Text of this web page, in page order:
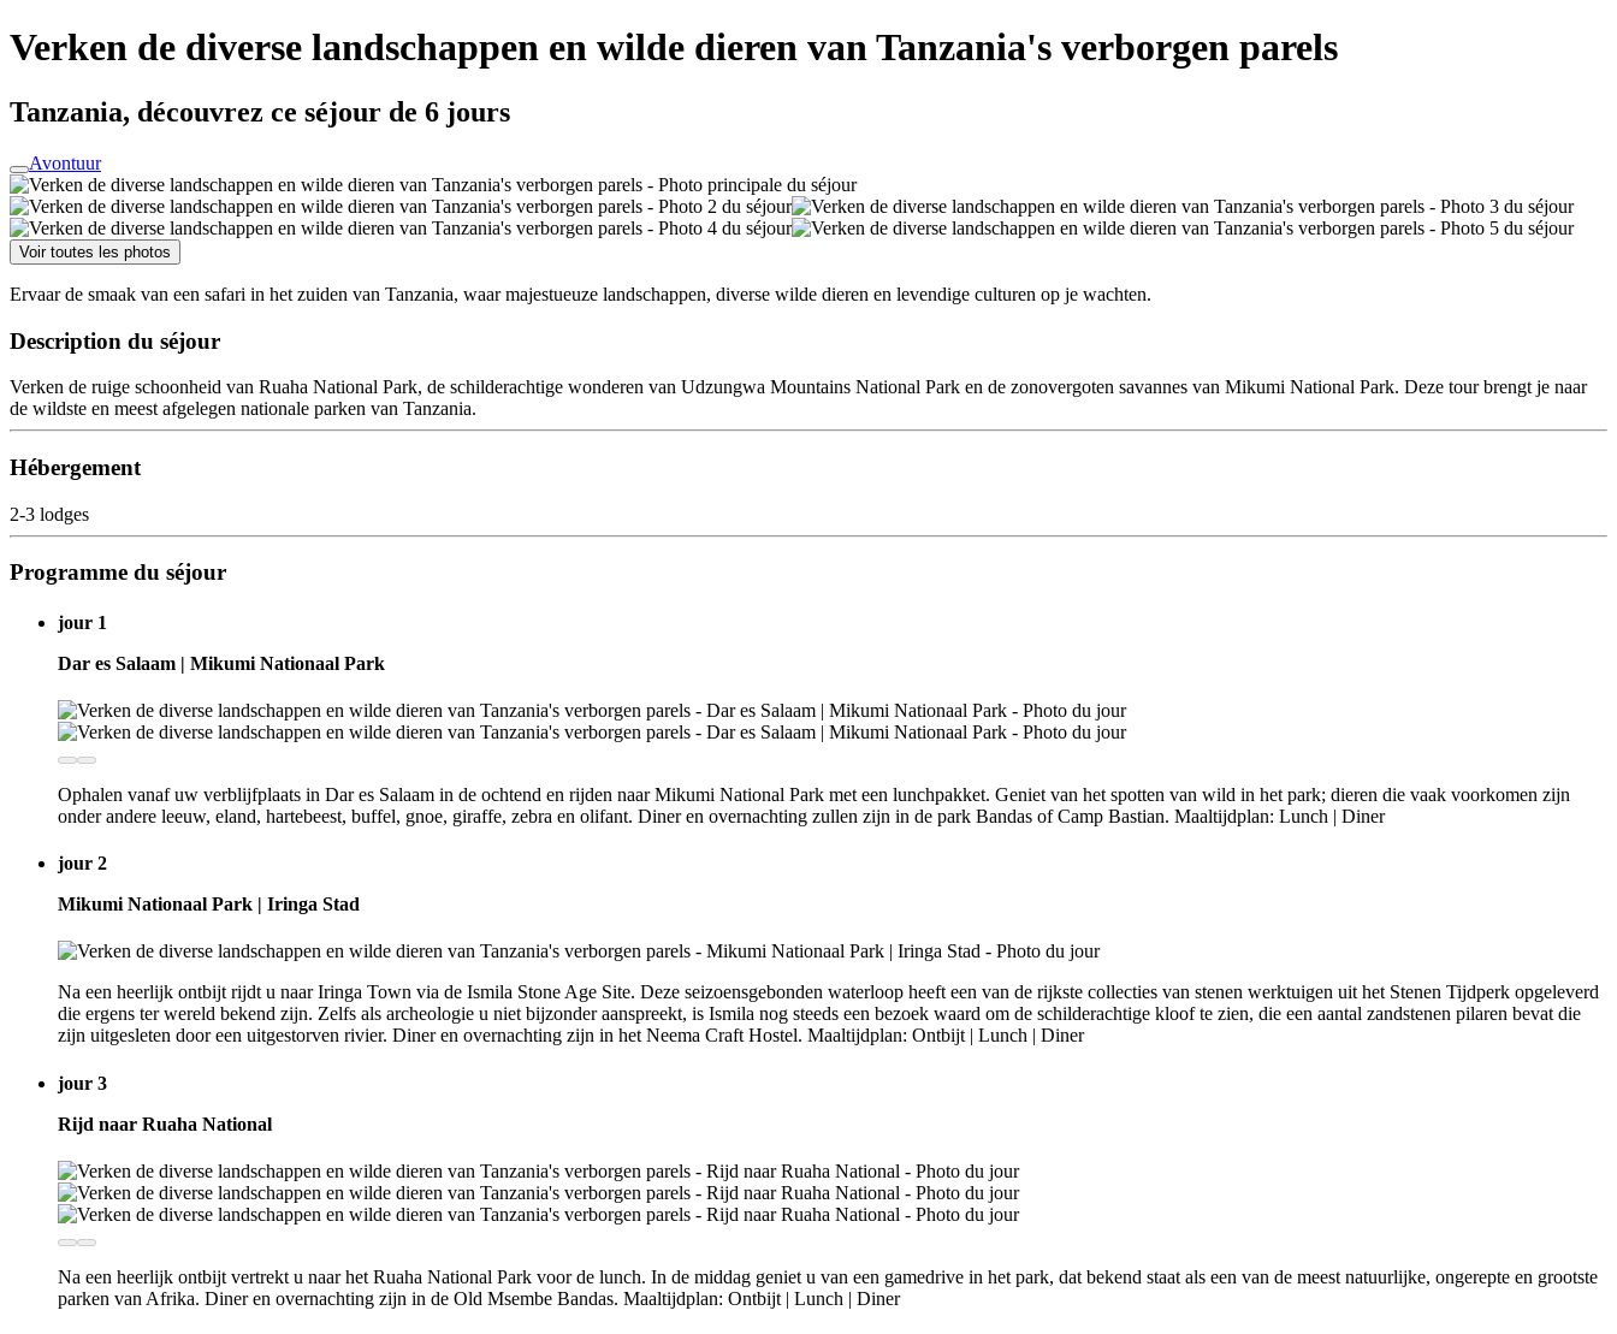
Verken de diverse landschappen en wilde dieren van Tanzania's verborgen parels
Tanzania, découvrez ce séjour de 6 jours
Avontuur
Voir toutes les photos
Ervaar de smaak van een safari in het zuiden van Tanzania, waar majestueuze landschappen, diverse wilde dieren en levendige culturen op je wachten.
Description du séjour
Verken de ruige schoonheid van Ruaha National Park, de schilderachtige wonderen van Udzungwa Mountains National Park en de zonovergoten savannes van Mikumi National Park. Deze tour brengt je naar
de wildste en meest afgelegen nationale parken van Tanzania.
Hébergement
2-3 lodges
Programme du séjour
jour 1
Dar es Salaam | Mikumi Nationaal Park
Ophalen vanaf uw verblijfplaats in Dar es Salaam in de ochtend en rijden naar Mikumi National Park met een lunchpakket. Geniet van het spotten van wild in het park; dieren die vaak voorkomen zijn
onder andere leeuw, eland, hartebeest, buffel, gnoe, giraffe, zebra en olifant. Diner en overnachting zullen zijn in de park Bandas of Camp Bastian. Maaltijdplan: Lunch | Diner
jour 2
Mikumi Nationaal Park | Iringa Stad
Na een heerlijk ontbijt rijdt u naar Iringa Town via de Ismila Stone Age Site. Deze seizoensgebonden waterloop heeft een van de rijkste collecties van stenen werktuigen uit het Stenen Tijdperk opgeleverd
die ergens ter wereld bekend zijn. Zelfs als archeologie u niet bijzonder aanspreekt, is Ismila nog steeds een bezoek waard om de schilderachtige kloof te zien, die een aantal zandstenen pilaren bevat die
zijn uitgesleten door een uitgestorven rivier. Diner en overnachting zijn in het Neema Craft Hostel. Maaltijdplan: Ontbijt | Lunch | Diner
jour 3
Rijd naar Ruaha National
Na een heerlijk ontbijt vertrekt u naar het Ruaha National Park voor de lunch. In de middag geniet u van een gamedrive in het park, dat bekend staat als een van de meest natuurlijke, ongerepte en grootste
parken van Afrika. Diner en overnachting zijn in de Old Msembe Bandas. Maaltijdplan: Ontbijt | Lunch | Diner